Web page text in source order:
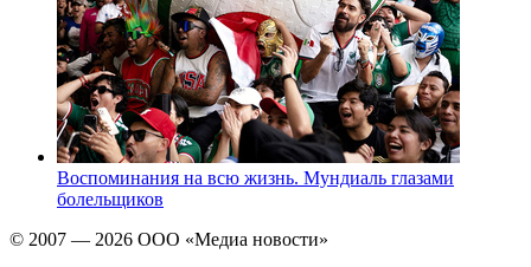
Воспоминания на всю жизнь. Мундиаль глазами
болельщиков
© 2007 — 2026 ООО «Медиа новости»